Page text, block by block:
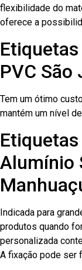
flexibilidade do
oferece a
PVC
Tem um ótimo
mantém um nível
Alumínio
Indicada para
produtos quando
personalizada
A fixação pode ser